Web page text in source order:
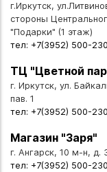
г.Иркутск,
стороны
"Подарки" (1 этаж)
тел: +7(3952) 500-
ТЦ "Цветной
г. Иркутск, ул.
пав. 1
тел: +7(3952) 500-
Магазин "Заря"
г. Ангарск, 10 м-н, д.
тел: +7(3952) 500-